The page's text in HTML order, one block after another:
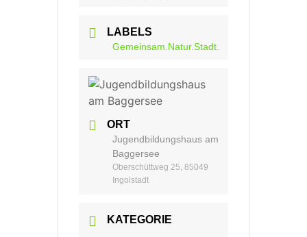
LABELS
Gemeinsam.Natur.Stadt.
ORT
Jugendbildungshaus am
Baggersee
Oberschüttweg 25, 85049
Ingolstadt
KATEGORIE